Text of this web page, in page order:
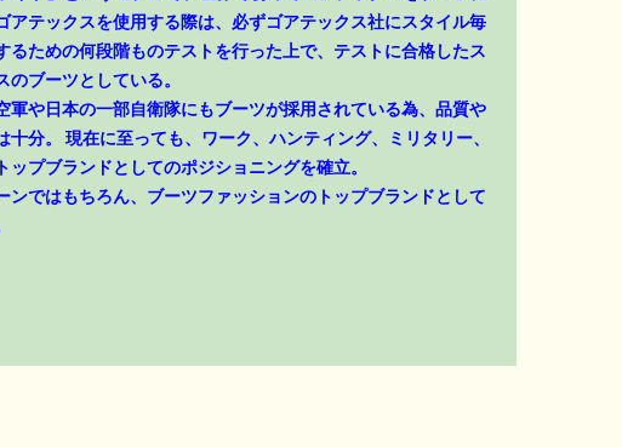
アテックスを使用する際は、必ずゴアテックス社にスタイル毎
るための何段階ものテストを行った上で、テストに合格したス
のブーツとしている。
軍や日本の一部自衛隊にもブーツが採用されている為、品質や
十分。 現在に至っても、ワーク、ハンティング、ミリタリー、
ップブランドとしてのポジショニングを確立。
ンではもちろん、ブーツファッションのトップブランドとして